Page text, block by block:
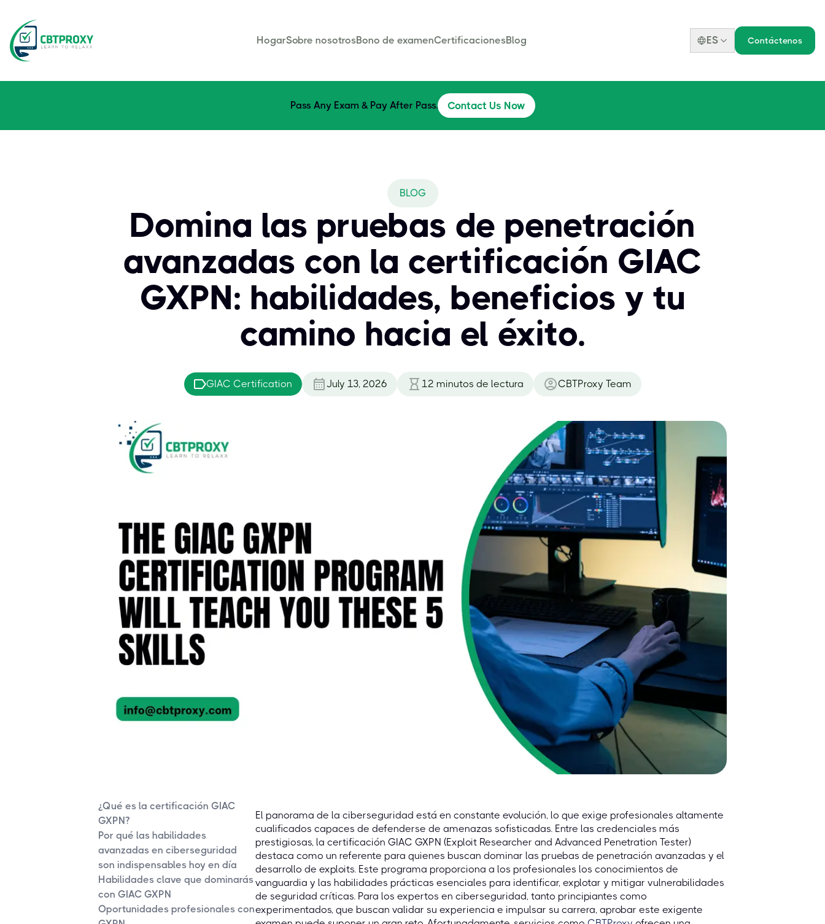
HogarSobre nosotrosBono de examenCertificacionesBlog ES Contáctenos
Pass Any Exam & Pay After Pass. Contact Us Now
BLOG
Domina las pruebas de penetración
avanzadas con la certificación GIAC
GXPN: habilidades, beneficios y tu
camino hacia el éxito.
GIAC Certification July 13, 2026 12 minutos de lectura CBTProxy Team
¿Qué es la certificación GIAC
GXPN?
Por qué las habilidades
avanzadas en ciberseguridad
son indispensables hoy en día
Habilidades clave que dominarás
con GIAC GXPN
Oportunidades profesionales con
El panorama de la ciberseguridad está en constante evolución, lo que exige profesionales altamente
cualificados capaces de defenderse de amenazas sofisticadas. Entre las credenciales más
prestigiosas, la certificación GIAC GXPN (Exploit Researcher and Advanced Penetration Tester)
destaca como un referente para quienes buscan dominar las pruebas de penetración avanzadas y el
desarrollo de exploits. Este programa proporciona a los profesionales los conocimientos de
vanguardia y las habilidades prácticas esenciales para identificar, explotar y mitigar vulnerabilidades
de seguridad críticas. Para los expertos en ciberseguridad, tanto principiantes como
experimentados, que buscan validar su experiencia e impulsar su carrera, aprobar este exigente